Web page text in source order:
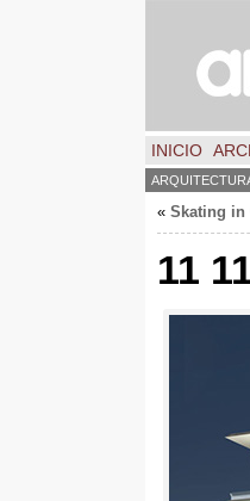
INICIO
« Skating in
11